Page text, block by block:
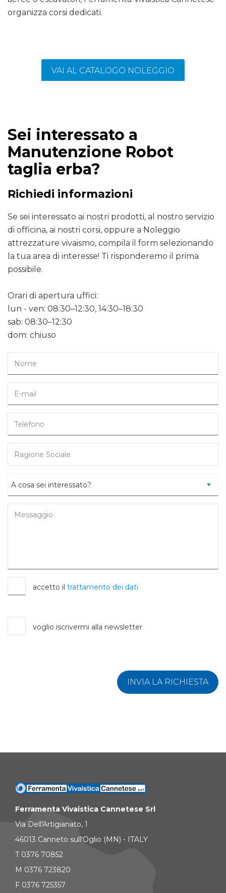
organizza corsi dedicati.
VAI AL CATALOGO NOLEGGIO
Sei interessato a
Manutenzione Robot
taglia erba?
Richiedi informazioni
Se sei interessato ai nostri prodotti, al nostro servizio
di officina, ai nostri corsi, oppure a Noleggio
attrezzature vivaismo, compila il form selezionando
la tua area di interesse! Ti risponderemo il prima
possibile.
Orari di apertura uffici:
lun - ven: 08:30–12:30, 14:30–18:30
sab: 08:30–12:30
dom: chiuso
accetto il trattamento dei dati
voglio iscrivermi alla newsletter
INVIA LA RICHIESTA
Ferramenta Vivaistica Cannetese Srl
Via Dell'Artigianato, 1
46013 Canneto sull'Oglio (MN) - ITALY
T 0376 70852
M 0376 723820
F 0376 725357